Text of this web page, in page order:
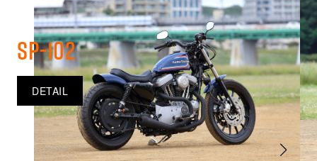
SP-102
DETAIL